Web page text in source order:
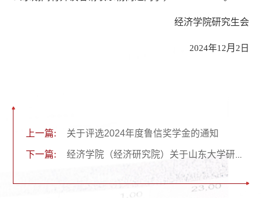
经济学院研究生会
2024年12月 2日
上一篇: 关于评选2024年度鲁信奖学金的通知
下一篇: 经济学院（经济研究院）关于山东大学研究生道德风尚奖拟推荐人选的公示